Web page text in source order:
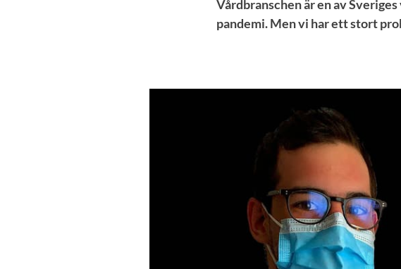
Vårdbranschen är en av
pandemi. Men vi har ett stort